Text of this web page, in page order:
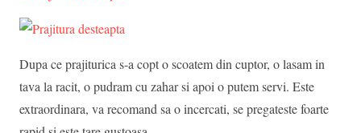
Dupa ce prajiturica s-a copt o scoatem din cuptor, o lasam in
tava la racit, o pudram cu zahar si apoi o putem servi. Este
extraordinara, va recomand sa o incercati, se pregateste foarte